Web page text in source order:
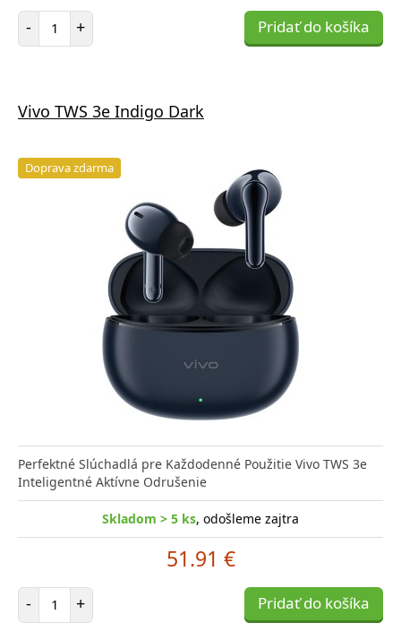
- Počet položiek
+ Pridať do košíka
Vivo TWS 3e Indigo Dark
Doprava zdarma
Perfektné Slúchadlá pre Každodenné Použitie Vivo TWS 3e
Inteligentné Aktívne Odrušenie
Skladom > 5 ks, odošleme zajtra
51.91 €
- Počet položiek
+ Pridať do košíka